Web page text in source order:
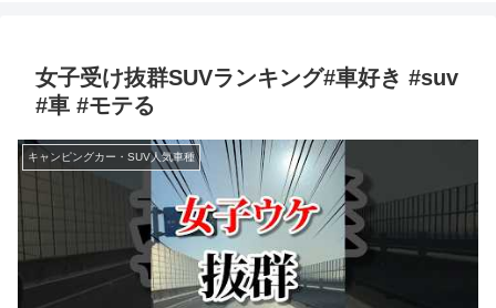
女子受け抜群SUVランキング#車好き #suv
#車 #モテる
キャンピングカー・SUV人気車種